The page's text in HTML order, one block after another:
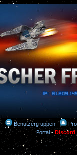
Benutzergruppen
Portal-Discord